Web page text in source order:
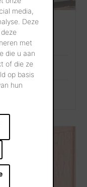
media,
Deze
met
die u aan
of die ze
op basis
hun